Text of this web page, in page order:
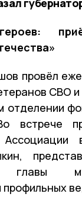
провёл
СВО
отделении
встрече
Ассоциации
главы
профильных